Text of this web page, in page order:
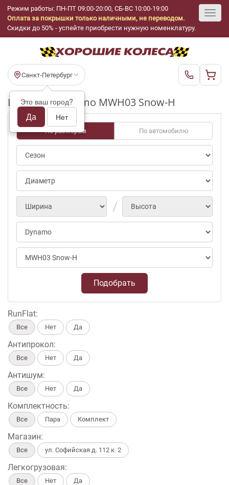
Режим работы: ПН-ПТ 09:00-20:00, СБ-ВС 10:00-19:00
Оплата за покрышки только наличными, не переводом.
Скидки до 50% - успейте приобрести нужную номенклатуру.
Санкт-Петербург
Это ваш город?
Да Нет
Шины бу Dynamo MWH03 Snow-H
По размерам По автомобилю
Подобрать
RunFlat:
Все Нет Да
Антипрокол:
Все Нет Да
Антишум:
Все Нет Да
Комплектность:
Все Пара Комплект
Магазин:
Все ул. Софийская д. 112 к. 2
Легкогрузовая:
Все Нет Да